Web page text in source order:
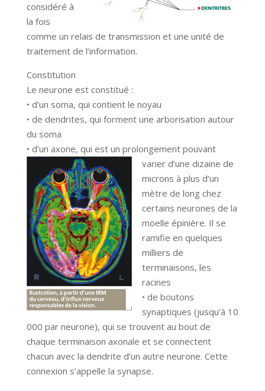
considéré à
la fois
comme un relais de transmission et une unité de
traitement de l’information.
Constitution
Le neurone est constitué :
• d’un soma, qui contient le noyau
• de dendrites, qui forment une arborisation autour
du soma
• d’un axone, qui est un prolongement pouvant
varier d’une dizaine de
microns à plus d’un
mètre de long chez
certains neurones de la
moelle épinière. Il se
ramifie en quelques
milliers de
terminaisons, les
racines
• de boutons
synaptiques (jusqu’à 10
000 par neurone), qui se trouvent au bout de
chaque terminaison axonale et se connectent
chacun avec la dendrite d’un autre neurone. Cette
connexion s’appelle la synapse.